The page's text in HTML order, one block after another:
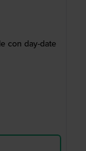
con day-date